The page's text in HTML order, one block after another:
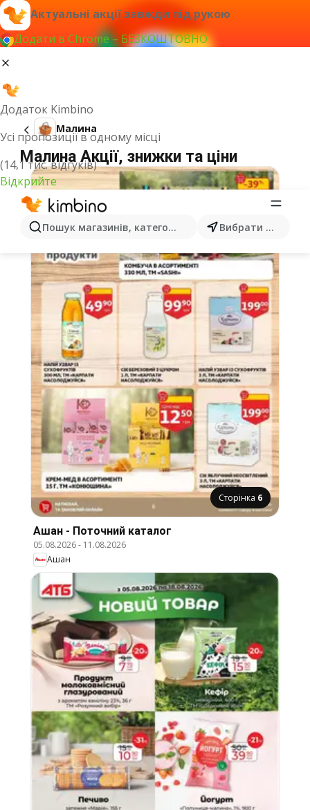
Актуальні акції завжди під рукою
Додати в Chrome – БЕЗКОШТОВНО
Додаток Kimbino
Усі пропозиції в одному місці
(14,1 тис. відгуків)
Відкрийте
Пошук магазинів, категорій, товарів... Вибрати місто
Малина
Малина Акції, знижки та ціни
Сторінка 6
Ашан - Поточний каталог
05.08.2026- 11.08.2026
Ашан